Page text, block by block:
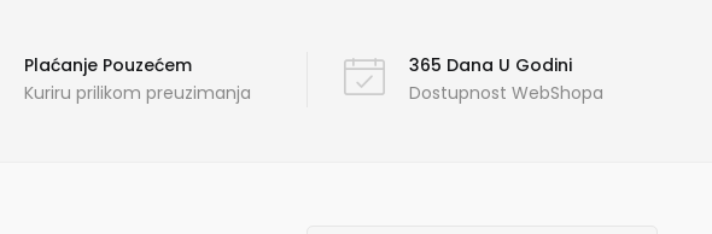
Plaćanje Pouzećem
Kuriru prilikom preuzimanja
365 Dana U Godini
Dostupnost WebShopa